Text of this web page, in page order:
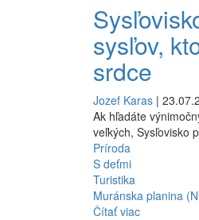
sysľov,
srdce
Jozef Karas |
Ak hľadáte
veľkých, Sysľovisko
Príroda
S deťmi
Turistika
Muránska planina
Čítať viac